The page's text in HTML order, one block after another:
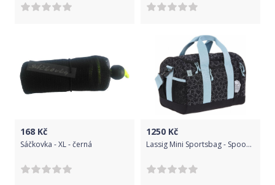
168 Kč
Sáčkovka - XL - černá
1250 Kč
Lassig Mini Sportsbag - Spooky black uni